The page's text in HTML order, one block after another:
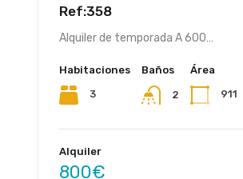
Ref:358
Alquiler de temporada A 600…
Habitaciones
3
Baños
2
Área
911
Alquiler
800€